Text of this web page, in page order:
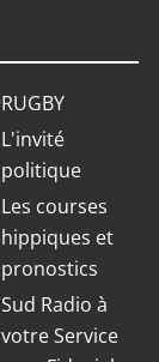
RUGBY
L'invité
politique
Les courses
hippiques et
pronostics
Sud Radio à
votre Service